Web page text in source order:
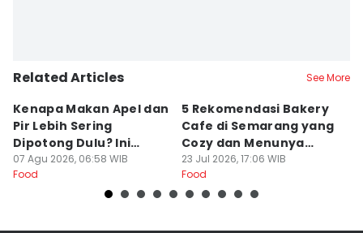
Related Articles See More
Kenapa Makan Apel dan
Pir Lebih Sering
Dipotong Dulu? Ini
Alasannya
07 Agu 2026, 06:58 WIB
Food
5 Rekomendasi Bakery
Cafe di Semarang yang
Cozy dan Menunya
Yummy
23 Jul 2026, 17:06 WIB
Food